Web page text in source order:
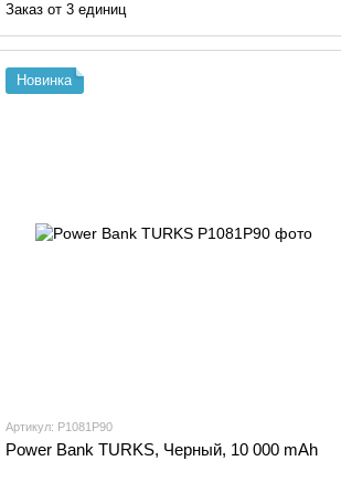
Заказ от 3 единиц
Новинка
Артикул: P1081P90
Power Bank TURKS, Черный, 10 000 mAh